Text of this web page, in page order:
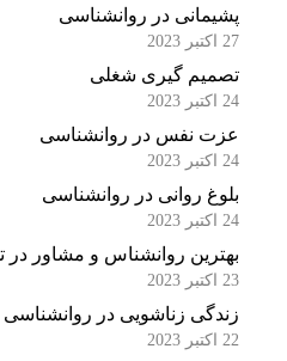
پشیمانی در روانشناسی
تصمیم گیری شغلی
عزت نفس در روانشناسی
بلوغ روانی در روانشناسی
بهترین روانشناس و مشاور در تهران
زندگی زناشویی در روانشناسی